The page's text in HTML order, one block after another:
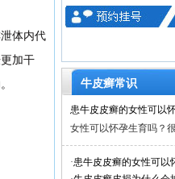
体内代
加干
牛皮癣常识
患牛皮皮癣的女性可以
女性可以怀孕生育吗？
·患牛皮皮癣的女性可以